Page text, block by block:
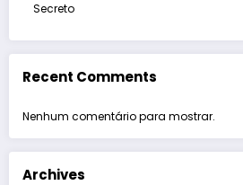
Secreto
Recent Comments
Nenhum comentário para mostrar.
Archives